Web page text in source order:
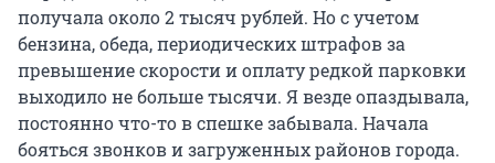
получала около 2 тысяч рублей. Но с учетом
бензина, обеда, периодических штрафов за
превышение скорости и оплату редкой парковки
выходило не больше тысячи. Я везде опаздывала,
постоянно что-то в спешке забывала. Начала
бояться звонков и загруженных районов города.